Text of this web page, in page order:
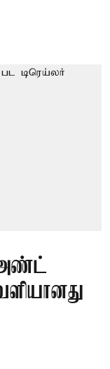
அண்ட்